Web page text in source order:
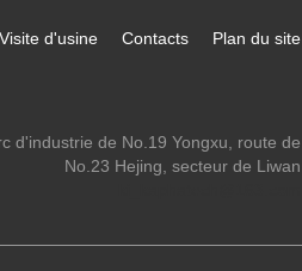
Plan du site
Contacts
Visite d'usine
d'industrie de No.19 Yongxu, route de
No.23 Hejing, secteur de Liwan